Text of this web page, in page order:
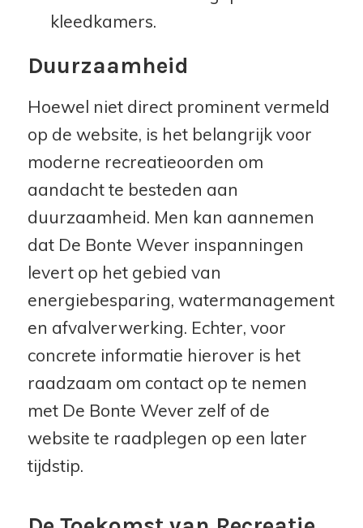
kleedkamers.
Duurzaamheid
Hoewel niet direct prominent vermeld
op de website, is het belangrijk voor
moderne recreatieoorden om
aandacht te besteden aan
duurzaamheid. Men kan aannemen
dat De Bonte Wever inspanningen
levert op het gebied van
energiebesparing, watermanagement
en afvalverwerking. Echter, voor
concrete informatie hierover is het
raadzaam om contact op te nemen
met De Bonte Wever zelf of de
website te raadplegen op een later
tijdstip.